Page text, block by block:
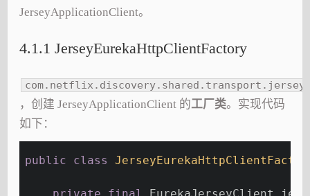
JerseyApplicationClient。
4.1.1 JerseyEurekaHttpClientFactory
，创建 JerseyApplicationClient 的工厂类。实现代码
如下：
public class